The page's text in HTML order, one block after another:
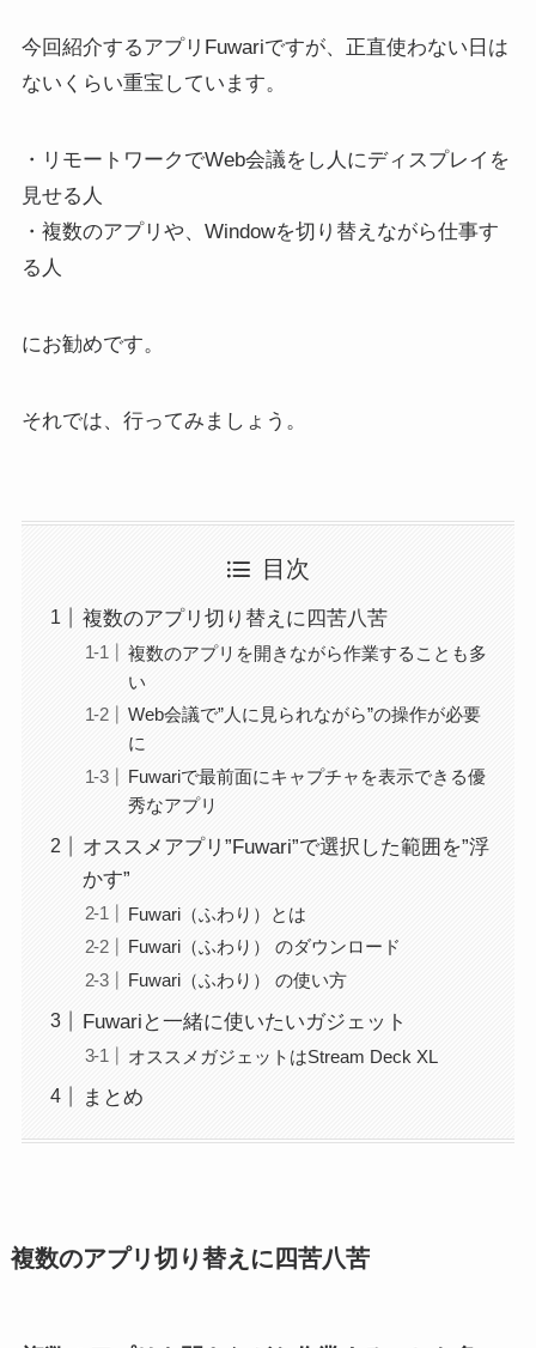
今回紹介するアプリFuwariですが、正直使わない日は
ないくらい重宝しています。
・リモートワークでWeb会議をし人にディスプレイを
見せる人
・複数のアプリや、Windowを切り替えながら仕事す
る人
にお勧めです。
それでは、行ってみましょう。
目次
複数のアプリ切り替えに四苦八苦
複数のアプリを開きながら作業することも多
い
Web会議で”人に見られながら”の操作が必要
に
Fuwariで最前面にキャプチャを表示できる優
秀なアプリ
オススメアプリ”Fuwari”で選択した範囲を”浮
かす”
Fuwari（ふわり）とは
Fuwari（ふわり） のダウンロード
Fuwari（ふわり） の使い方
Fuwariと一緒に使いたいガジェット
オススメガジェットはStream Deck XL
まとめ
複数のアプリ切り替えに四苦八苦